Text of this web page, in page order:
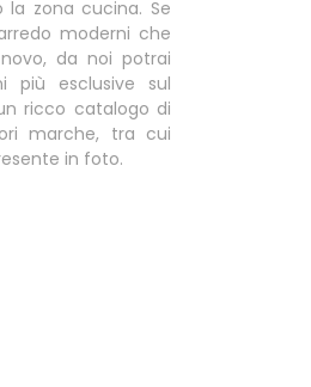
zona cucina. Se
moderni che
da noi potrai
più esclusive sul
ricco catalogo di
marche, tra cui
in foto.